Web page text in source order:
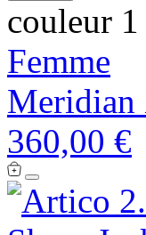
couleur 1
Femme
Meridian
360,00 €